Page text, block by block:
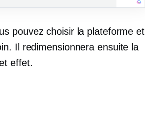
pouvez choisir la plateforme et
Il redimensionnera ensuite la
effet.